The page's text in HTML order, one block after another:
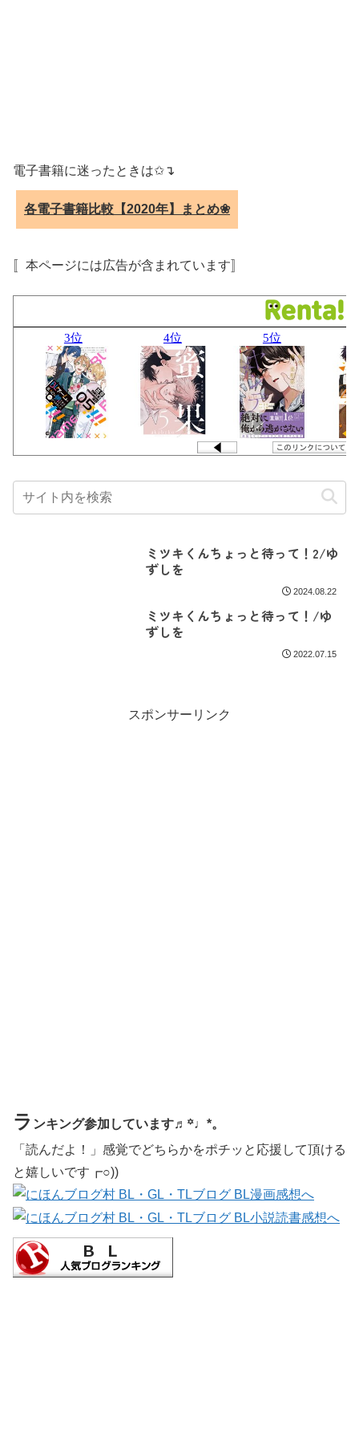
電子書籍に迷ったときは✩↴
各電子書籍比較【2020年】まとめ❀
〚本ページには広告が含まれています〛
ミツキくんちょっと待って！2/ゆ
ずしを
2024.08.22
ミツキくんちょっと待って！/ゆ
ずしを
2022.07.15
スポンサーリンク
ラ ンキング参加しています♬꙳♩*。
「読んだよ！」感覚でどちらかをポチッと応援して頂ける
と嬉しいです┏○))